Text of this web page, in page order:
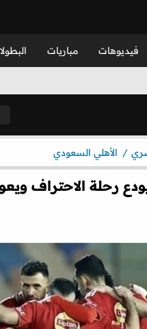
فيديوهات مباريات
الأهلي السعودي
رحلة الاحتراف